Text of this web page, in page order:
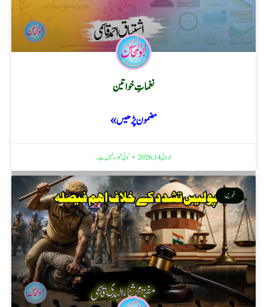
نغماتِ خواتین
مضمون پڑھیں »
جولائی 14, 2026 کوئی تبصرہ نہیں ہے۔
خبریں